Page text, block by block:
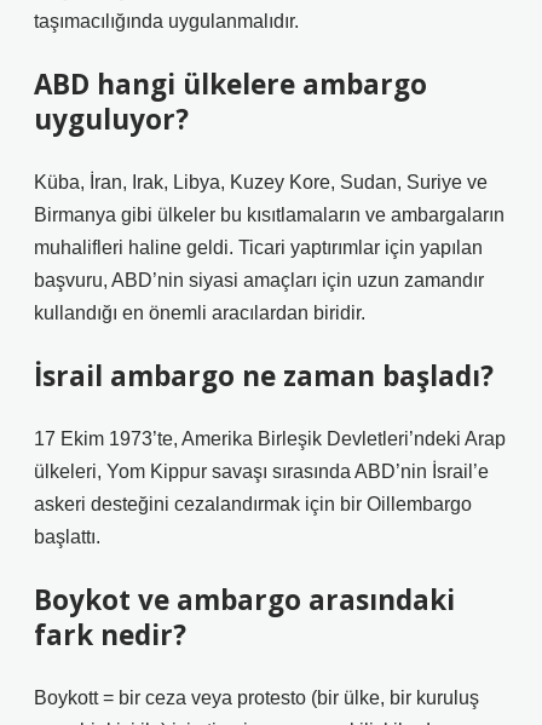
taşımacılığında uygulanmalıdır.
ABD hangi ülkelere ambargo
uyguluyor?
Küba, İran, Irak, Libya, Kuzey Kore, Sudan, Suriye ve
Birmanya gibi ülkeler bu kısıtlamaların ve ambargaların
muhalifleri haline geldi. Ticari yaptırımlar için yapılan
başvuru, ABD’nin siyasi amaçları için uzun zamandır
kullandığı en önemli aracılardan biridir.
İsrail ambargo ne zaman başladı?
17 Ekim 1973’te, Amerika Birleşik Devletleri’ndeki Arap
ülkeleri, Yom Kippur savaşı sırasında ABD’nin İsrail’e
askeri desteğini cezalandırmak için bir Oillembargo
başlattı.
Boykot ve ambargo arasındaki
fark nedir?
Boykott = bir ceza veya protesto (bir ülke, bir kuruluş